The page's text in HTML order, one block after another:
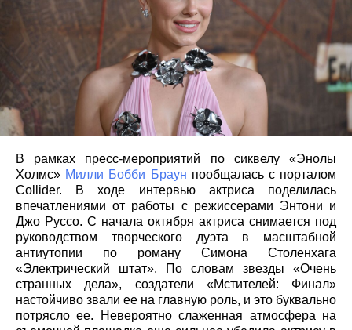
В рамках пресс-мероприятий по сиквелу «Энолы
Холмс» Милли Бобби Браун пообщалась с порталом
Collider. В ходе интервью актриса поделилась
впечатлениями от работы с режиссерами Энтони и
Джо Руссо. С начала октября актриса снимается под
руководством творческого дуэта в масштабной
антиутопии по роману Симона Столенхага
«Электрический штат». По словам звезды «Очень
странных дела», создатели «Мстителей: Финал»
настойчиво звали ее на главную роль, и это буквально
потрясло ее. Невероятно слаженная атмосфера на